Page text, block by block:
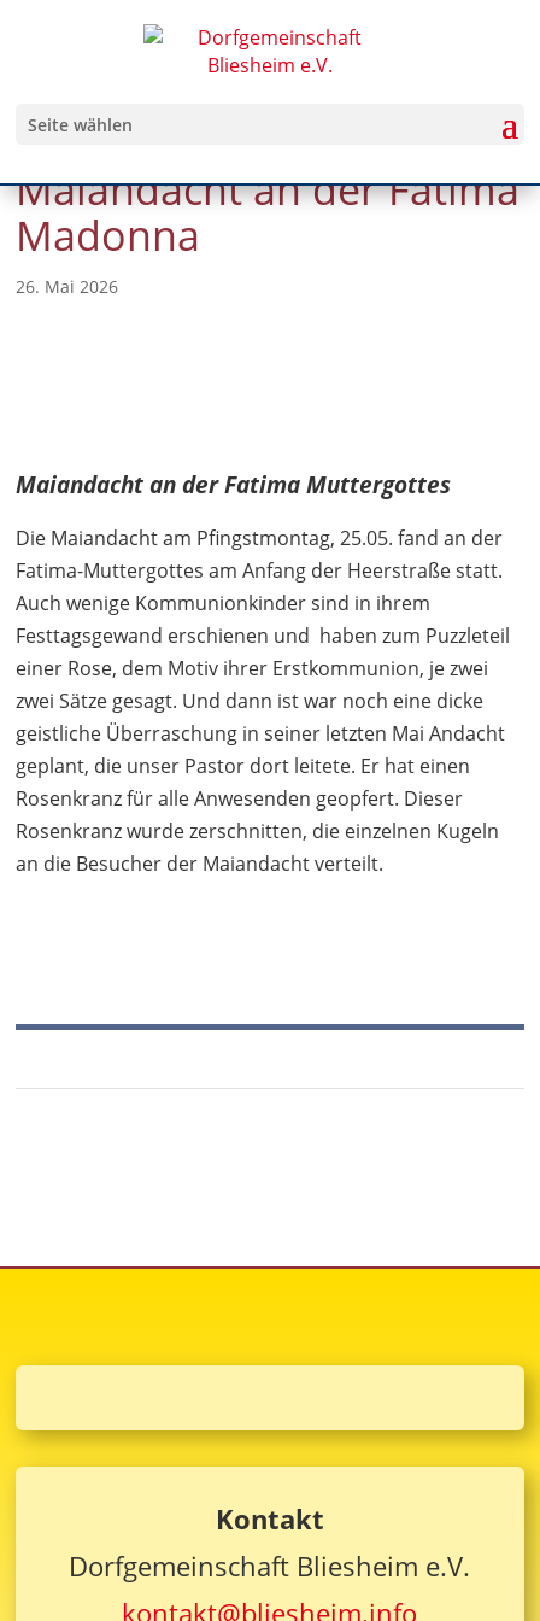
Seite wählen
Maiandacht an der Fatima
Madonna
26. Mai 2026
Maiandacht an der Fatima Muttergottes
Die Maiandacht am Pfingstmontag,25.05. fand an der
Fatima-Muttergottes am Anfang der Heerstraßestatt.
Auch wenige Kommunionkindersind in ihrem
Festtagsgewand erschienen und haben zum Puzzleteil
einer Rose, dem Motiv ihrer Erstkommunion, je zwei
zwei Sätze gesagt. Und dann ist war noch eine dicke
geistliche Überraschung in seiner letzten Mai Andacht
geplant, die unser Pastor dort leitete. Er hat einen
Rosenkranz für alle Anwesenden geopfert. Dieser
Rosenkranz wurde zerschnitten, die einzelnen Kugeln
an die Besucher der Maiandacht verteilt.
Kontakt
Dorfgemeinschaft Bliesheim e.V.
kontakt@bliesheim.info